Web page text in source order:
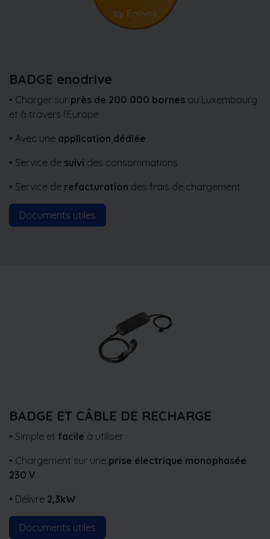
BADGE enodrive
• Charger sur près de 200 000 bornes au Luxembourg
et à travers l’Europe
• Avec une application dédiée
• Service de suivi des consommations
• Service de refacturation des frais de chargement
Documents utiles
BADGE ET CÂBLE DE RECHARGE
• Simple et facile à utiliser
• Chargement sur une prise électrique monophasée
230 V
• Délivre 2,3kW
Documents utiles